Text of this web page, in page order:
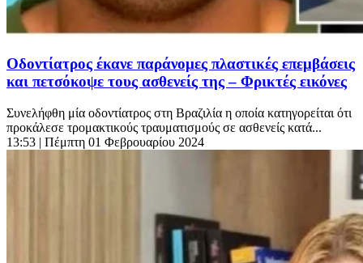
Οδοντίατρος έκανε παράνομες πλαστικές επεμβάσεις
και πετσόκοψε τους ασθενείς της – Φρικτές εικόνες
Συνελήφθη μία οδοντίατρος στη Βραζιλία η οποία κατηγορείται ότι
προκάλεσε τρομακτικούς τραυματισμούς σε ασθενείς κατά...
13:53 | Πέμπτη 01 Φεβρουαρίου 2024